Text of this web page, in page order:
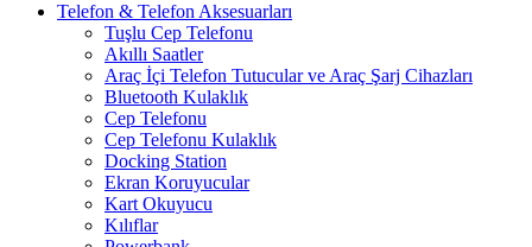
Telefon & Telefon Aksesuarları
Tuşlu Cep Telefonu
Akıllı Saatler
Araç İçi Telefon Tutucular ve Araç Şarj Cihazları
Bluetooth Kulaklık
Cep Telefonu
Cep Telefonu Kulaklık
Docking Station
Ekran Koruyucular
Kart Okuyucu
Kılıflar